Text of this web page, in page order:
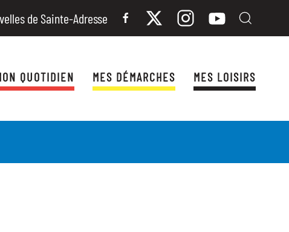
de Sainte-Adresse
QUOTIDIEN MES DÉMARCHES MES LOISIRS